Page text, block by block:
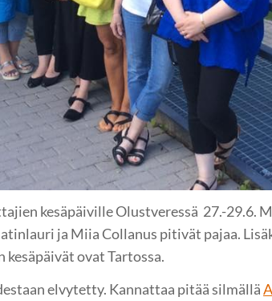
kesäpäiville Olustveressä 27.-29.6.
ja Miia Collanus pitivät pajaa.
kesäpäivät ovat Tartossa.
elvytetty. Kannattaa pitää silmällä